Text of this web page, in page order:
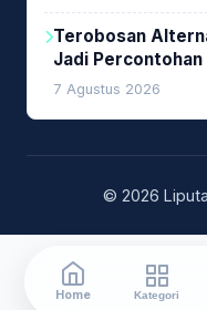
Terobosan
Jadi Percontohan
7 Agustus 2026
© 2026
Home Kategori